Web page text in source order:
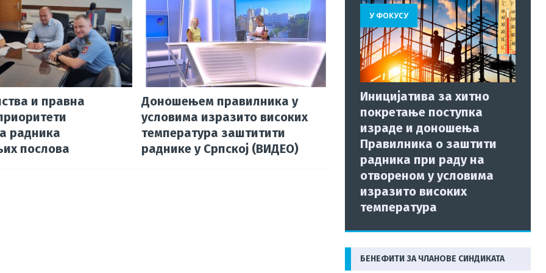
p s
и правна
радника
послова
Доношењем правилника у
условима изразито високих
температура заштитити
раднике у Српској (ВИДЕО)
У ФОКУСУ
Иницијатива за хитно
покретање поступка
израде и доношења
Правилника о заштити
радника при раду на
отвореном у условима
изразито високих
температура
БЕНЕФИТИ ЗА ЧЛАНОВЕ СИНДИКАТА